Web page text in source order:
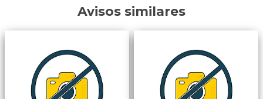
Avisos similares